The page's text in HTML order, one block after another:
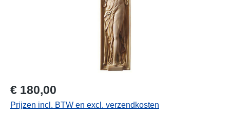
€ 180,00
Prijzen incl. BTW en excl. verzendkosten